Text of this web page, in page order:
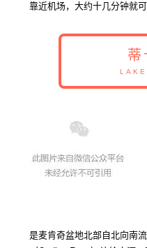
靠近机场，大约十几分钟就
蒂
是麦肯奇盆地北部自北向南